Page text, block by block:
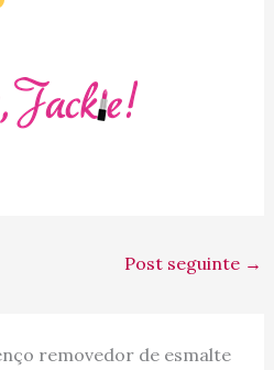
Post seguinte →
removedor de esmalte